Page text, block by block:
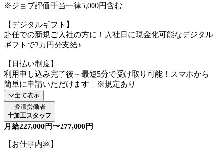
※ジョブ評価手当一律5,000円含む
【デジタルギフト】
赴任での新規ご入社の方に！入社日に現金化可能なデジタル
ギフトで2万円分支給♪
【日払い制度】
利用申し込み完了後～最短5分で受け取り可能！スマホから
簡単に申請いただけます！※規定あり
全て表示
派遣労働者
加工スタッフ
月給227,000円〜277,000円
【お仕事内容】